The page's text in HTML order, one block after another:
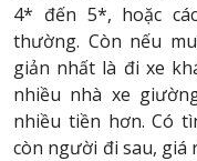
4* đến 5*, hoặc
thường. Còn nếu
giản nhất là đi xe
nhiều nhà xe
nhiều tiền hơn. Có
còn người đi sau, giá